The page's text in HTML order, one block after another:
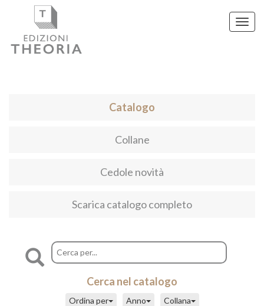
Catalogo
Collane
Cedole novità
Scarica catalogo completo
Cerca nel catalogo
Collana
Anno
Ordina per